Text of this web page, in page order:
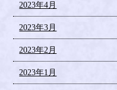
2023年4月
2023年3月
2023年2月
2023年1月